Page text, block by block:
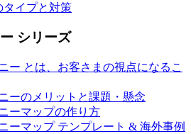
タイプと対策
シリーズ
ー とは、お客さまの視点になるこ
ーのメリットと課題・懸念
ーマップの作り方
ーマップ テンプレート & 海外事例